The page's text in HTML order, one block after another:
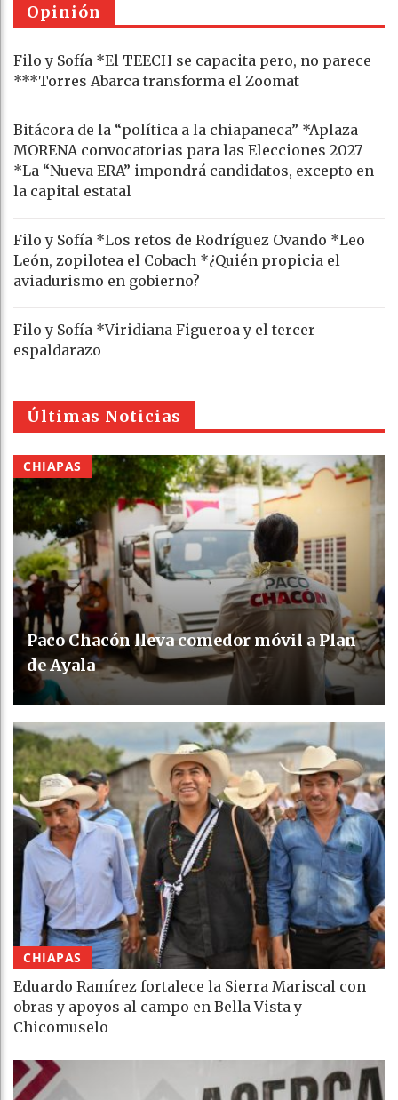
Opinión
Filo y Sofía *El TEECH se capacita pero, no parece
***Torres Abarca transforma el Zoomat
Bitácora de la “política a la chiapaneca” *Aplaza
MORENA convocatorias para las Elecciones 2027
*La “Nueva ERA” impondrá candidatos, excepto en
la capital estatal
Filo y Sofía *Los retos de Rodríguez Ovando *Leo
León, zopilotea el Cobach *¿Quién propicia el
aviadurismo en gobierno?
Filo y Sofía *Viridiana Figueroa y el tercer
espaldarazo
Últimas Noticias
CHIAPAS
Paco Chacón lleva comedor móvil a Plan
de Ayala
CHIAPAS
Eduardo Ramírez fortalece la Sierra Mariscal con
obras y apoyos al campo en Bella Vista y
Chicomuselo